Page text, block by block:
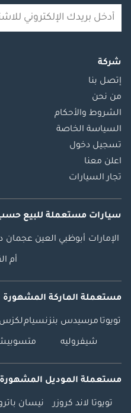
شركة
إتصل بنا
من نحن
الشروط والأحكام
السياسة الخاصة
تسجيل دخول
اعلن معنا
تجار السيارات
سيارات مستعملة للبيع حسب
الإمارات أبوظبي العين عجمان
أم
مستعملة الماركة المشهورة
تويوتا مرسيدس بنزنسياملكزس
شيفروليه
مستعملة الموديل المشهورة
تويوتا لاند كروزر نيسان